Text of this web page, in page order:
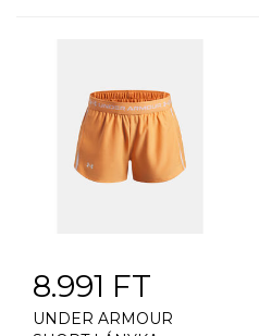
8.991 FT
UNDER ARMOUR